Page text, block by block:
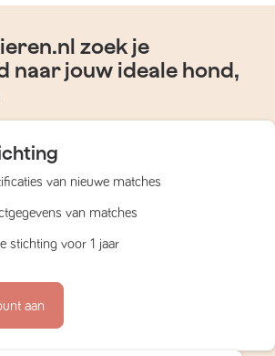
zoek je
naar jouw ideale hond,
van nieuwe matches
van matches
stichting voor 1 jaar
aan